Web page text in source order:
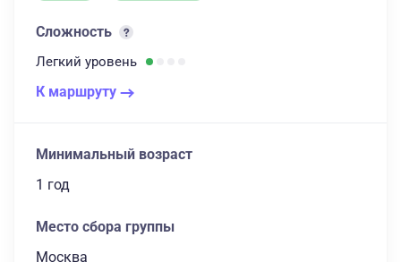
Сложность
Легкий уровень
К маршруту
Минимальный возраст
1 год
Место сбора группы
Москва